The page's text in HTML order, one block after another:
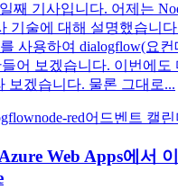
째 기사입니다. 어제는
기술에 대해 설명했습니
사용하여 dialogflow(요컨
어 보겠습니다. 이번에도
보겠습니다. 물론 그대로...
node-red어드벤트 캘린
Web Apps에서 이